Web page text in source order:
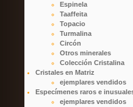
Espinela
Taaffeita
Topacio
Turmalina
Circón
Otros minerales
Colección Cristalina
Cristales en Matriz
ejemplares vendidos
Especímenes raros e
ejemplares vendidos